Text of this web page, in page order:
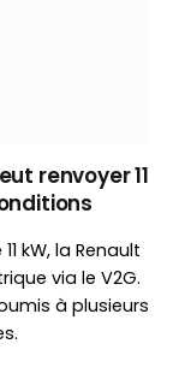
renvoyer 11
kW, la Renault
via le V2G.
à plusieurs